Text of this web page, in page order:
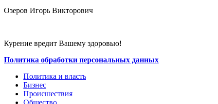
Озеров Игорь Викторович
Курение вредит Вашему здоровью!
Политика обработки персональных данных
Политика и власть
Бизнес
Происшествия
Общество